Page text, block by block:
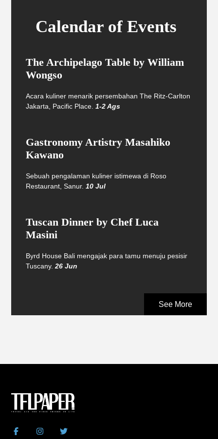
Calendar of Events
The Archipelago Table by William
Wongso
Acara kuliner menarik persembahan The Ritz-Carlton
Jakarta, Pacific Place. 1-2 Ags
Gastronomy Artistry Masahiko
Kawano
Sebuah pengalaman kuliner istimewa di Roso
Restaurant, Sanur. 10 Jul
Tuscan Dinner by Chef Luca
Masini
Byrd House Bali mengajak para tamu menuju pesisir
Tuscany. 26 Jun
See More